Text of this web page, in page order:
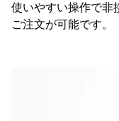
使いやすい操作で非
ご注文が可能です。